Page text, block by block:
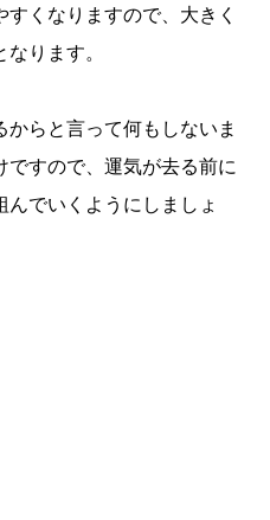
くなりますので、大きく
ります。
らと言って何もしないま
ですので、運気が去る前に
でいくようにしましょ